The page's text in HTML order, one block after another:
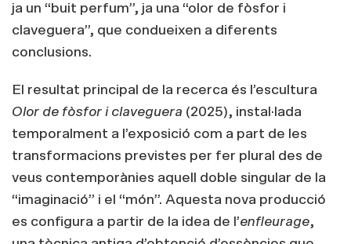
ja un “buit perfum”, ja una “olor de fòsfor i
claveguera”, que condueixen a diferents
conclusions.
El resultat principal de la recerca és l’escultura
Olor de fòsfor i claveguera (2025), instal·lada
temporalment a l’exposició com a part de les
transformacions previstes per fer plural des de
veus contemporànies aquell doble singular de la
“imaginació” i el “món”. Aquesta nova producció
es configura a partir de la idea de l’enfleurage,